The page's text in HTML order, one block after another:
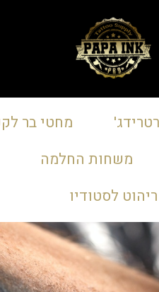
מחטי בר
משחות החלמה
ריהוט לסטודיו